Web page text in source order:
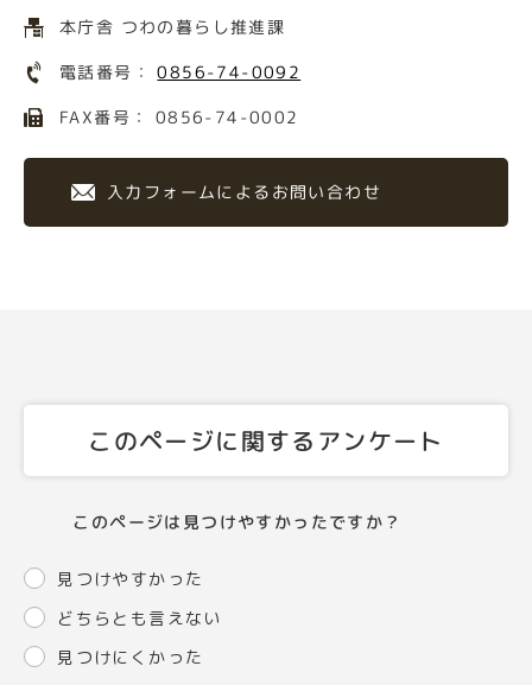
本庁舎 つわの暮らし推進課
電話番号：0856-74-0092
FAX番号： 0856-74-0002
入力フォームによるお問い合わせ
このページに関するアンケート
このページは見つけやすかったですか？
見つけやすかった
どちらとも言えない
見つけにくかった